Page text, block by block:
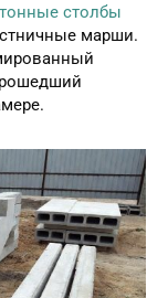
столбы
марши.